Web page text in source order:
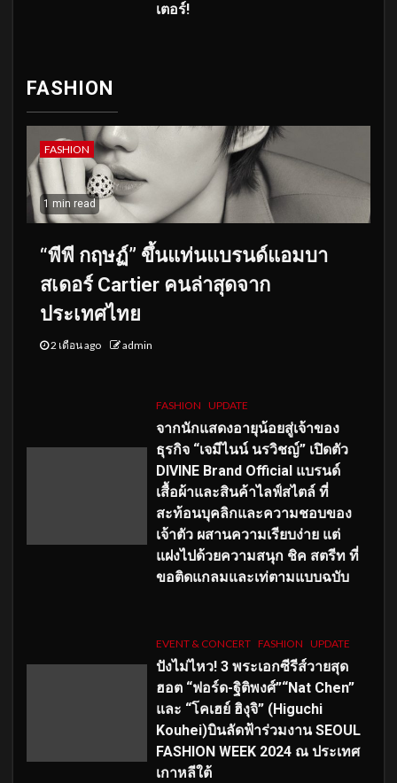
เตอร์!
FASHION
FASHION
1 min read
“พีพี กฤษฏ์” ขึ้นแท่นแบรนด์แอมบา
สเดอร์ Cartier คนล่าสุดจาก
ประเทศไทย
2 เดือน ago admin
FASHION UPDATE
จากนักแสดงอายุน้อยสู่เจ้าของ
ธุรกิจ “เจมีไนน์ นรวิชญ์” เปิดตัว
DIVINE Brand Official แบรนด์
เสื้อผ้าและสินค้าไลฟ์สไตล์ ที่
สะท้อนบุคลิกและความชอบของ
เจ้าตัว ผสานความเรียบง่าย แต่
แฝงไปด้วยความสนุก ชิค สตรีท ที่
ขอติดแกลมและเท่ตามแบบฉบับ
EVENT & CONCERT FASHION UPDATE
ปังไม่ไหว! 3 พระเอกซีรีส์วายสุด
ฮอต “ฟอร์ด-ฐิติพงศ์”“Nat Chen”
และ “โคเฮย์ ฮิงุจิ” (Higuchi
Kouhei)บินลัดฟ้าร่วมงาน SEOUL
FASHION WEEK 2024 ณ ประเทศ
เกาหลีใต้